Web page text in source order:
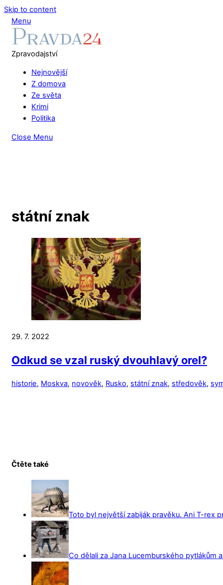
Skip to content
Menu
Zpravodajství
Nejnovější
Z domova
Ze světa
Krimi
Politika
Close Menu
státní znak
29. 7. 2022
Odkud se vzal ruský dvouhlavý orel?
historie, Moskva, novověk, Rusko, státní znak, středověk,
Čtěte také
Toto byl největší zabiják pravěku. Ani T-rex
Co dělali za Jana Lucemburského pytlákům